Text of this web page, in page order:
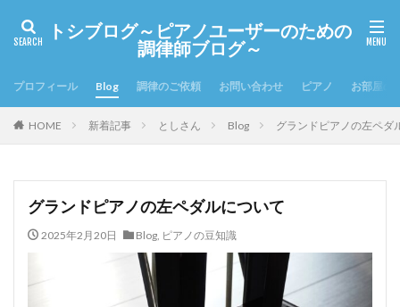
トシブログ～ピアノユーザーのための
調律師ブログ～
プロフィール Blog 調律のご依頼 お問い合わせ ピアノ お部屋の
HOME 新着記事 としさん Blog グランドピアノの左ペダ
グランドピアノの左ペダルについて
2025年2月20日 Blog, ピアノの豆知識